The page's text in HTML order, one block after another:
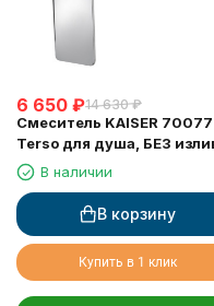
6 650 ₽14 630 ₽
Смеситель KAISER 70077
Terso для душа, БЕЗ
В наличии
В корзину
Купить в 1 клик